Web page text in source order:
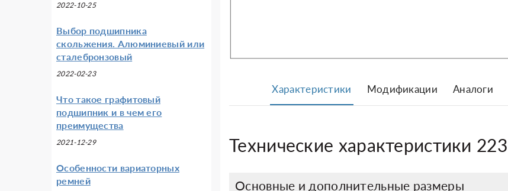
2022-10-25
Выбор подшипника
скольжения. Алюминиевый или
сталебронзовый
2022-02-23
Что такое графитовый
подшипник и в чем его
преимущества
2021-12-29
Особенности вариаторных
ремней
Характеристики Модификации Аналоги
Технические характеристики
Основные и дополнительные размеры